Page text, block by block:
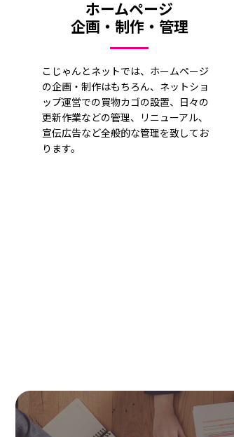
ホームページ
企画・制作・管理
こじゃんとネットでは、ホームページ
の企画・制作はもちろん、ネットショ
ップ運営での買物カゴの設置、日々の
更新作業などの管理、リニューアル、
宣伝広告など全般的な管理を致してお
ります。